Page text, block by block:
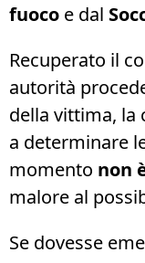
fuoco e dal
Recuperato il
autorità
della vittima, la
a determinare
momento non
malore al
Se dovesse